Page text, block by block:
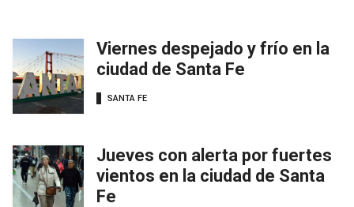
Viernes despejado y frío en la
ciudad de Santa Fe
SANTA FE
Jueves con alerta por fuertes
vientos en la ciudad de Santa
Fe